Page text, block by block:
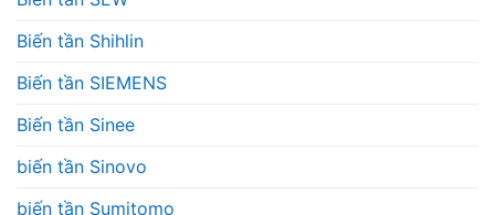
Biến tần Shihlin
Biến tần SIEMENS
Biến tần Sinee
biến tần Sinovo
biến tần Sumitomo